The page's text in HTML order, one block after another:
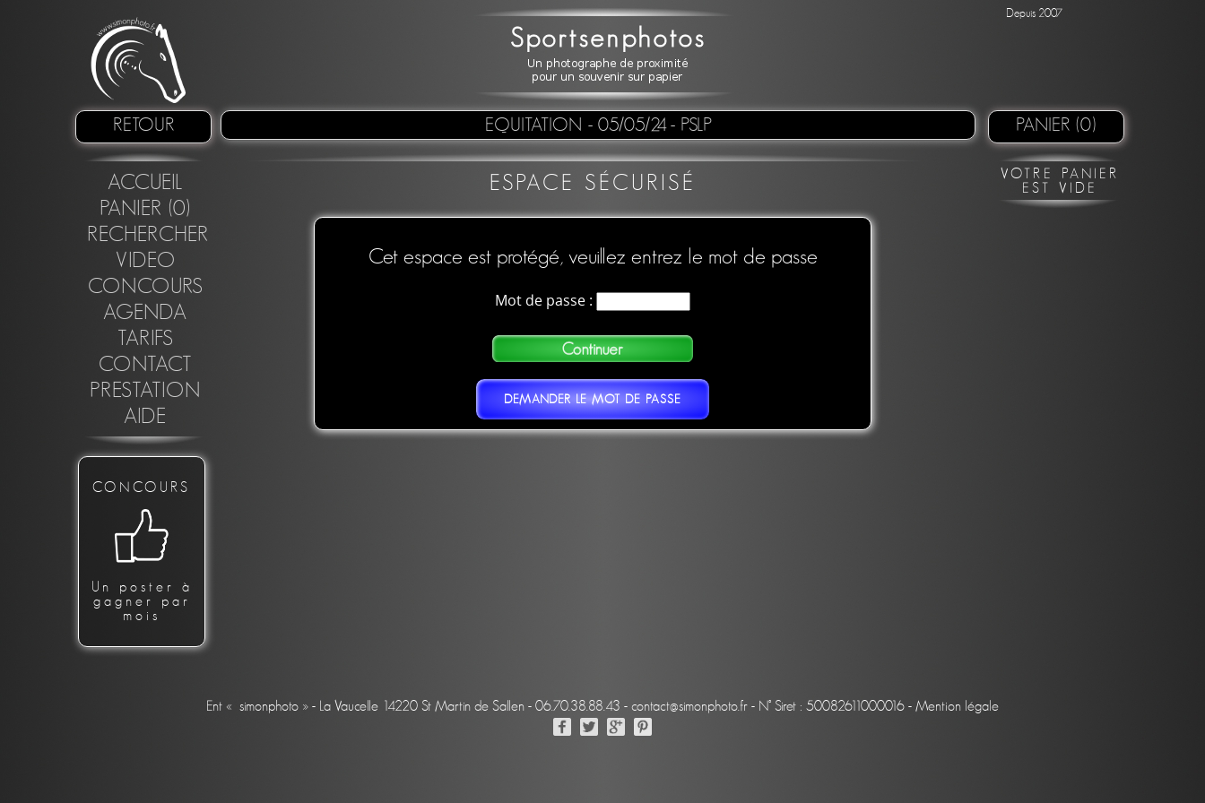
Depuis 2007
RETOUR EQUITATION - 05/05/24 - PSLP PANIER (0)
ACCUEIL
PANIER (0)
RECHERCHER
VIDEO
CONCOURS
AGENDA
TARIFS
CONTACT
PRESTATION
AIDE
CONCOURS
Un poster à
gagner par
mois
ESPACE SÉCURISÉ
Cet espace est protégé, veuillez entrez le mot de passe
Mot de passe :
DEMANDER LE MOT DE PASSE
VOTRE PANIER
EST VIDE
Ent « simonphoto » - La Vaucelle 14220 St Martin de Sallen - 06.70.38.88.43 - contact@simonphoto.fr - N° Siret : 50082611000016 - Mention légale